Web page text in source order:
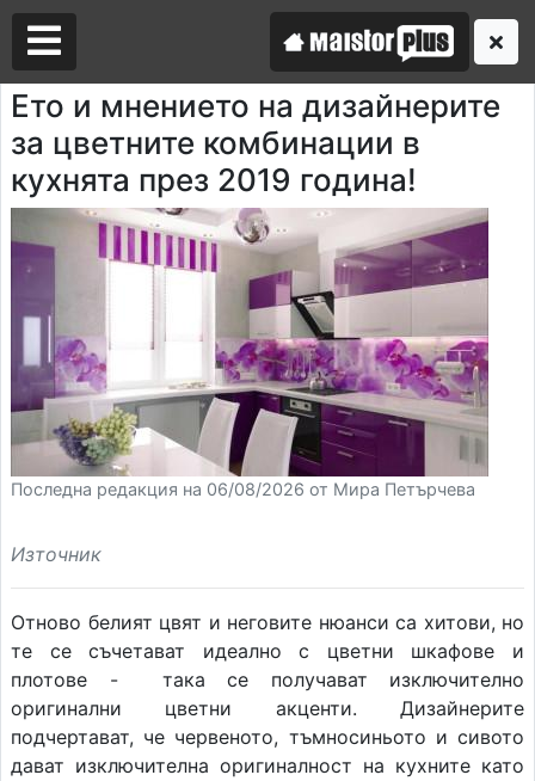
Ето и мнението на дизайнерите
за цветните комбинации в
кухнята през 2019 година!
Последна редакция на 06/08/2026 от Мира Петърчева
Източник
Отново белият цвят и неговите нюанси са хитови, но
те се съчетават идеално с цветни шкафове и
плотове - така се получават изключително
оригинални цветни акценти. Дизайнерите
подчертават, че червеното, тъмносиньото и сивото
дават изключителна оригиналност на кухните като
Аз съм майстор
Търся майстор